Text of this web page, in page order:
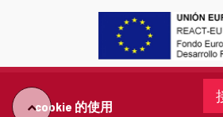
cookie 的使用
会
打
开
一
一
会
打
开
一
个
"回